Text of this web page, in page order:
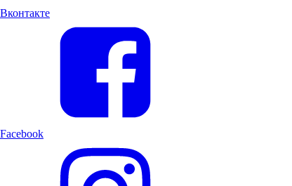
Вконтакте
Facebook